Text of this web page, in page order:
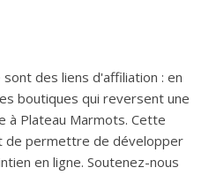
des liens d'affiliation : en
boutiques qui reversent une
à Plateau Marmots. Cette
de permettre de développer
en ligne. Soutenez-nous